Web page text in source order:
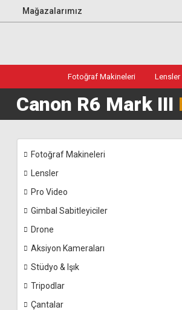
Mağazalarımız
Fotoğraf Makineleri Lensler
Canon R6 Mark III
Fotoğraf Makineleri
Lensler
Pro Video
Gimbal Sabitleyiciler
Drone
Aksiyon Kameraları
Stüdyo & Işık
Tripodlar
Çantalar